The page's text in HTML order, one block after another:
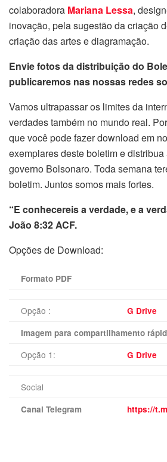
colaboradora Mariana Lessa,
inovação, pela sugestão da criação
criação das artes e diagramação.
Envie fotos da distribuição do
publicaremos nas nossas redes
Vamos ultrapassar os limites da
verdades também no mundo real.
que você pode fazer download em
exemplares deste boletim e
governo Bolsonaro. Toda semana
boletim. Juntos somos mais fortes.
“E conhecereis a verdade, e a
João 8:32 ACF.
Opções de Download:
Formato PDF
Opção :
G Drive
Imagem para compartilhamento
Opção 1: G Drive
Social
Canal Telegram https://